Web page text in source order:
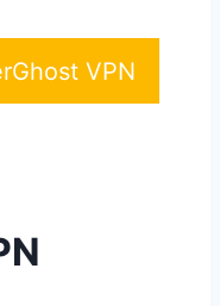
VPN